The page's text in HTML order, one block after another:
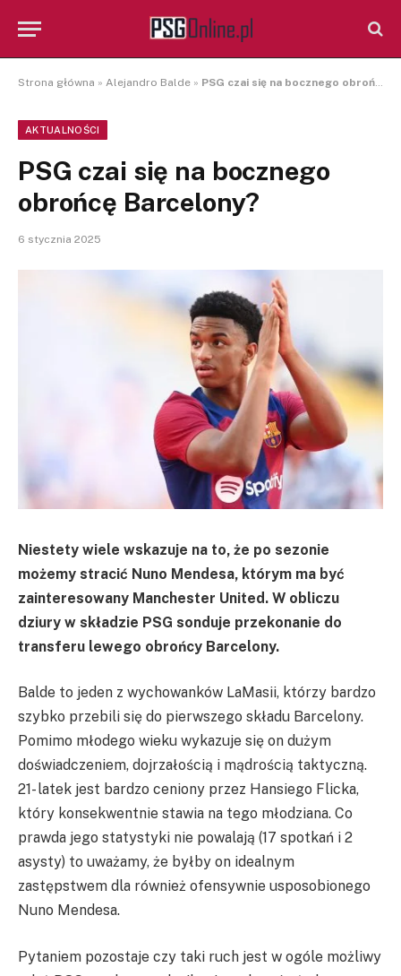
Strona główna » Alejandro Balde » PSG czai się na bocznego obrońcę Barcelony?
AKTUALNOŚCI
PSG czai się na bocznego
obrońcę Barcelony?
6 stycznia 2025
Niestety wiele wskazuje na to, że po sezonie
możemy stracić Nuno Mendesa, którym ma być
zainteresowany Manchester United. W obliczu
dziury w składzie PSG sonduje przekonanie do
transferu lewego obrońcy Barcelony.
Balde to jeden z wychowanków LaMasii, którzy bardzo
szybko przebili się do pierwszego składu Barcelony.
Pomimo młodego wieku wykazuje się on dużym
doświadczeniem, dojrzałością i mądrością taktyczną.
21- latek jest bardzo ceniony przez Hansiego Flicka,
który konsekwentnie stawia na tego młodziana. Co
prawda jego statystyki nie powalają (17 spotkań i 2
asysty) to uważamy, że byłby on idealnym
zastępstwem dla również ofensywnie usposobionego
Nuno Mendesa.
Pytaniem pozostaje czy taki ruch jest w ogóle możliwy